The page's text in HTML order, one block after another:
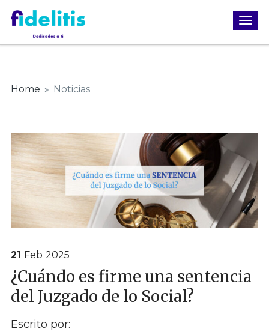
Home » Noticias
21 Feb 2025
¿Cuándo es firme una sentencia
del Juzgado de lo Social?
Escrito por: